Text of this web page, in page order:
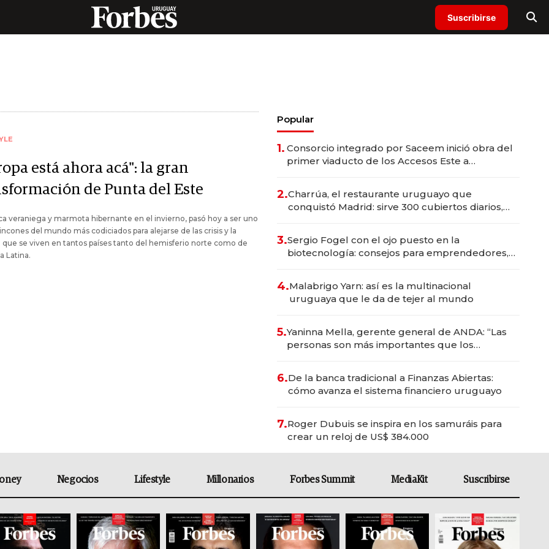
Suscribirse
está ahora acá": la gran
de Punta del Este
veraniega y marmota hibernante en el invierno, pasó hoy a ser uno
del mundo más codiciados para alejarse de las crisis y la
que se viven en tantos países tanto del hemisferio norte como de
Latina.
Popular
1. Consorcio integrado por Saceem inició obra del
primer viaducto de los Accesos Este a
2.Charrúa, el restaurante uruguayo que
conquistó Madrid: sirve 300 cubiertos diarios,
3.Sergio Fogel con el ojo puesto en la
biotecnología: consejos para emprendedores,
4.Malabrigo Yarn: así es la multinacional
uruguaya que le da de tejer al mundo
5.Yaninna Mella, gerente general de ANDA: “Las
personas son más importantes que los
6.De la banca tradicional a Finanzas Abiertas:
cómo avanza el sistema financiero uruguayo
7.Roger Dubuis se inspira en los samuráis para
crear un reloj de US$ 384.000
Negocios Lifestyle Millonarios Forbes Summit MediaKit Suscribirse